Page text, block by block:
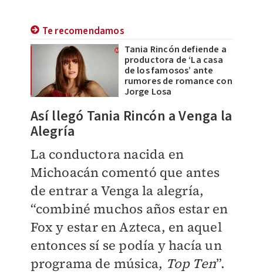
Te recomendamos
Tania Rincón defiende a
productora de ‘La casa
de los famosos’ ante
rumores de romance con
Jorge Losa
Así llegó Tania Rincón a Venga la
Alegría
La conductora nacida en
Michoacán comentó que antes
de entrar a Venga la alegría,
“combiné muchos años estar en
Fox y estar en Azteca, en aquel
entonces sí se podía y hacía un
programa de música, Top Ten”.